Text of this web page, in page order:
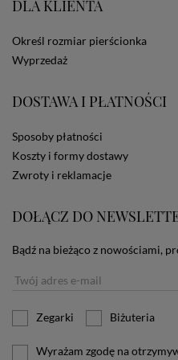
ze Sklepu bez zmiany
zamieszczane w
użytkownika. Jeżeli
informacji o plikach cookies.
DLA KLIENTA
Określ rozmiar pierścionka
Wyprzedaż
DOSTAWA I PŁATNOŚCI
Sposoby płatności
Koszty i formy dostawy
Zwroty i reklamacje
DOŁĄCZ DO
Bądź na bieżąco z nowościami,
Zegarki Biżuteria
Wyrażam zgodę na